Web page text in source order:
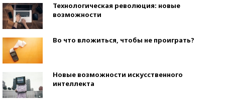
Технологическая революция: новые
возможности
Во что вложиться, чтобы не проиграть?
Новые возможности искусственного
интеллекта